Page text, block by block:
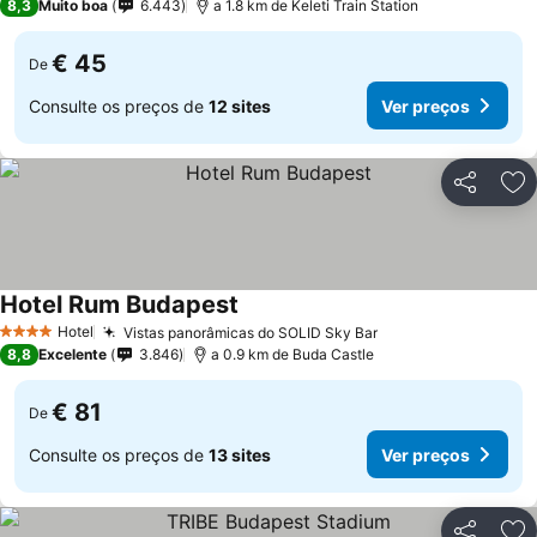
8,3 Muito boa 6.443 a 1.8 km de Keleti Train Station
De € 45
Consulte os preços de 12 sites Ver preços
Partilhar
4 EstrelasHotel Vistas panorâmicas do SOLID Sky BarVer preços
Hotel Rum Budapest
8,8 Excelente 3.846 a 0.9 km de Buda Castle
De € 81
Consulte os preços de 13 sites Ver preços